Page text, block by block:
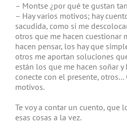
– Montse ¿por qué te gustan
– Hay varios motivos; hay
sacudida, como si me
otros que me hacen cuestionar
hacen pensar, los hay que
otros me aportan soluciones
están los que me hacen soñar
conecte con el presente, otros…
motivos.
Te voy a contar un cuento, que
esas cosas a la vez.